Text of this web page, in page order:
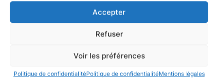
Accepter
Refuser
Voir les préférences
Politique de confidentialitéPolitique de confidentialitéMentions légales
L’AVCOI